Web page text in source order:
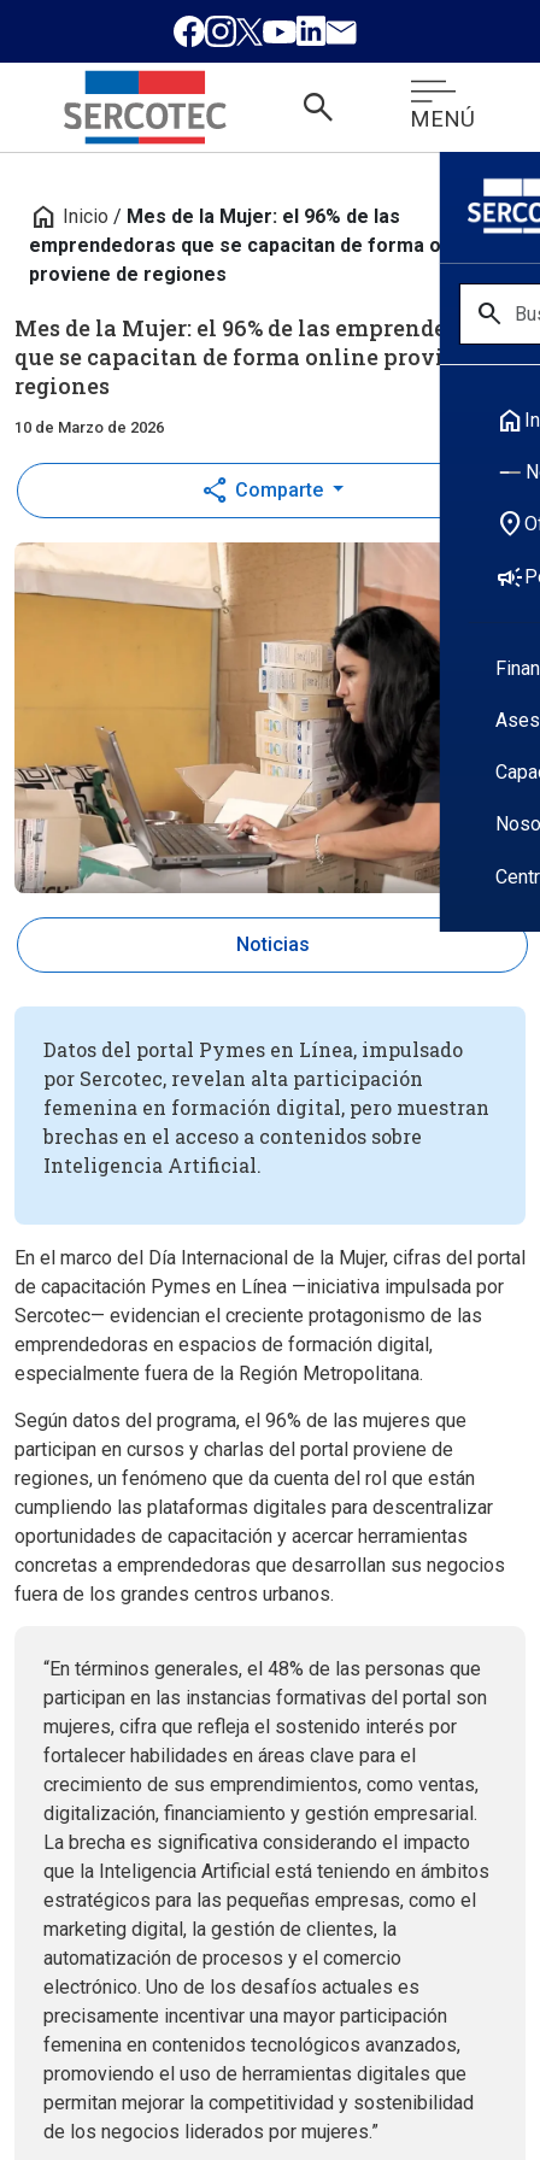
search MENÚ
search
home
location_on
campaign
home Inicio / Mes de la Mujer: el 96% de las
emprendedoras que se capacitan de forma online
proviene de regiones
Mes de la Mujer: el 96% de las emprendedoras
que se capacitan de forma online proviene de
regiones
10 de Marzo de 2026
share Comparte
Noticias
Datos del portal Pymes en Línea, impulsado
por Sercotec, revelan alta participación
femenina en formación digital, pero muestran
brechas en el acceso a contenidos sobre
Inteligencia Artificial.
En el marco del Día Internacional de la Mujer, cifras del portal
de capacitación Pymes en Línea —iniciativa impulsada por
Sercotec— evidencian el creciente protagonismo de las
emprendedoras en espacios de formación digital,
especialmente fuera de la Región Metropolitana.
Según datos del programa, el 96% de las mujeres que
participan en cursos y charlas del portal proviene de
regiones, un fenómeno que da cuenta del rol que están
cumpliendo las plataformas digitales para descentralizar
oportunidades de capacitación y acercar herramientas
concretas a emprendedoras que desarrollan sus negocios
fuera de los grandes centros urbanos.
“En términos generales, el 48% de las personas que
participan en las instancias formativas del portal son
mujeres, cifra que refleja el sostenido interés por
fortalecer habilidades en áreas clave para el
crecimiento de sus emprendimientos, como ventas,
digitalización, financiamiento y gestión empresarial.
La brecha es significativa considerando el impacto
que la Inteligencia Artificial está teniendo en ámbitos
estratégicos para las pequeñas empresas, como el
marketing digital, la gestión de clientes, la
automatización de procesos y el comercio
electrónico. Uno de los desafíos actuales es
precisamente incentivar una mayor participación
femenina en contenidos tecnológicos avanzados,
promoviendo el uso de herramientas digitales que
permitan mejorar la competitividad y sostenibilidad
de los negocios liderados por mujeres.”